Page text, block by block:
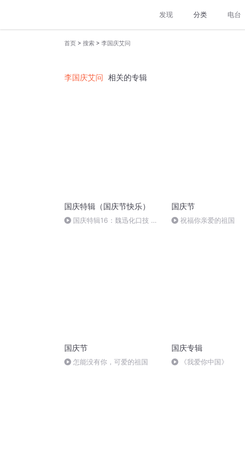
发现 分类 电台
首页 > 搜索 > 李国庆艾问
李国庆艾问 相关的专辑
国庆特辑（国庆节快乐）
国庆特辑16：魏迅化口技 二
国庆节
祝福你亲爱的祖国
国庆节
怎能没有你，可爱的祖国
国庆专辑
《我爱你中国》